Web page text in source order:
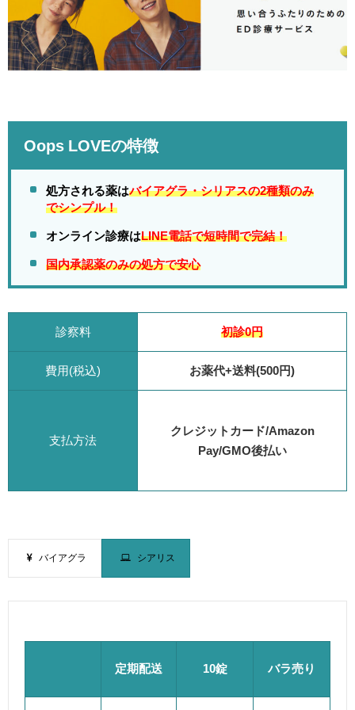
Oops LOVEの特徴
処方される薬はバイアグラ・シリアスの2種類のみ
でシンプル！
オンライン診療はLINE電話で短時間で完結！
国内承認薬のみの処方で安心
診察料 初診0円
費用(税込) お薬代+送料(500円)
支払方法
クレジットカード/Amazon
Pay/GMO後払い
バイアグラ シアリス
定期配送 10錠 バラ売り